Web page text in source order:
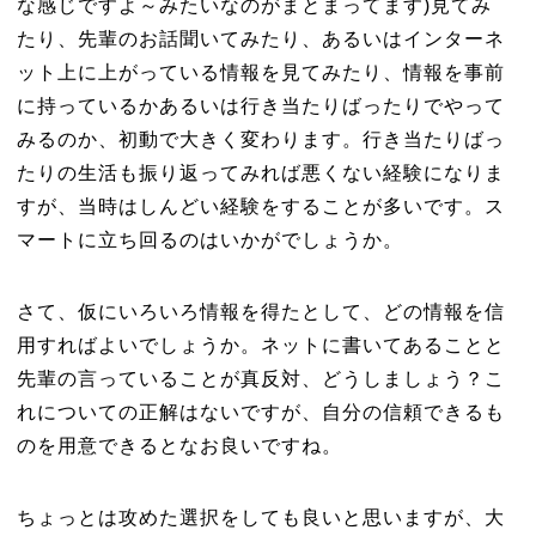
な感じですよ～みたいなのがまとまってます)見てみ
たり、先輩のお話聞いてみたり、あるいはインターネ
ット上に上がっている情報を見てみたり、情報を事前
に持っているかあるいは行き当たりばったりでやって
みるのか、初動で大きく変わります。行き当たりばっ
たりの生活も振り返ってみれば悪くない経験になりま
すが、当時はしんどい経験をすることが多いです。ス
マートに立ち回るのはいかがでしょうか。
さて、仮にいろいろ情報を得たとして、どの情報を信
用すればよいでしょうか。ネットに書いてあることと
先輩の言っていることが真反対、どうしましょう？こ
れについての正解はないですが、自分の信頼できるも
のを用意できるとなお良いですね。
ちょっとは攻めた選択をしても良いと思いますが、大